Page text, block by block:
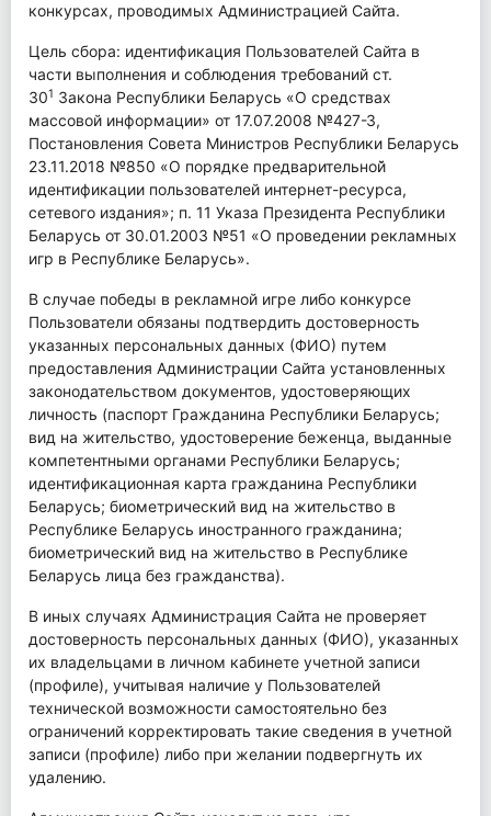
конкурсах, проводимых Администрацией Сайта.
Цель сбора: идентификация Пользователей Сайта в
части выполнения и соблюдения требований ст.
301 Закона Республики Беларусь «О средствах
массовой информации» от 17.07.2008 №427-З,
Постановления Совета Министров Республики Беларусь
23.11.2018 №850 «О порядке предварительной̆
идентификации пользователей интернет-ресурса,
сетевого издания»; п. 11 Указа Президента Республики
Беларусь от 30.01.2003 №51 «О проведении рекламных
игр в Республике Беларусь».
В случае победы в рекламной игре либо конкурсе
Пользователи обязаны подтвердить достоверность
указанных персональных данных (ФИО) путем
предоставления Администрации Сайта установленных
законодательством документов, удостоверяющих
личность (паспорт Гражданина Республики Беларусь;
вид на жительство, удостоверение беженца, выданные
компетентными органами Республики Беларусь;
идентификационная карта гражданина Республики
Беларусь; биометрический вид на жительство в
Республике Беларусь иностранного гражданина;
биометрический вид на жительство в Республике
Беларусь лица без гражданства).
В иных случаях Администрация Сайта не проверяет
достоверность персональных данных (ФИО), указанных
их владельцами в личном кабинете учетной записи
(профиле), учитывая наличие у Пользователей
технической возможности самостоятельно без
ограничений корректировать такие сведения в учетной
записи (профиле) либо при желании подвергнуть их
удалению.